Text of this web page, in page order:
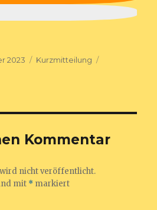
2023 Format
Kurzmitteilung
Kommentar
nicht veröffentlicht.
mit * markiert